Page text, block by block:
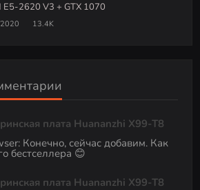
E5-2620 V3 + GTX 1070
13.4K
плата Huananzhi X99-T8
: Конечно, сейчас добавим. Как
бестселлера 😊
плата Huananzhi X99-T8